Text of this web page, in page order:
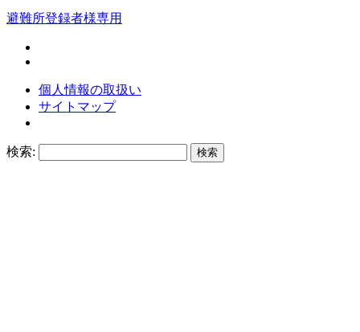
避難所登録者様専用
個人情報の取扱い
サイトマップ
検索: